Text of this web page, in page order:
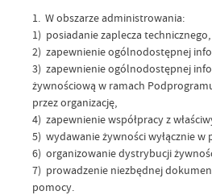
1. W obszarze administrowania:
1) posiadanie zaplecza
2) zapewnienie ogólnodostępnej
3) zapewnienie ogólnodostępnej
żywnościową w ramach
przez organizację,
4) zapewnienie współpracy z
5) wydawanie żywności wyłącznie
6) organizowanie dystrybucji
7) prowadzenie niezbędnej
pomocy.